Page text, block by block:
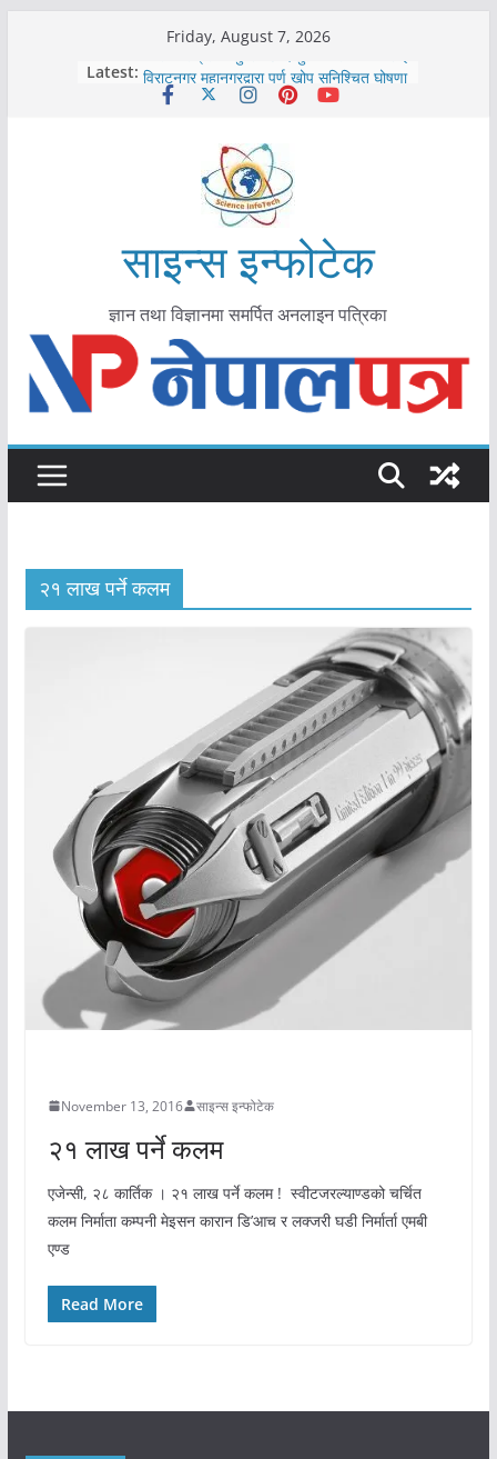
Friday, August 7, 2026
Latest:
कोरोना संक्रमण पुष्टिपछि दार्चुलाका सीमामा कडाइ
विराटनगर महानगरद्वारा पूर्ण खोप सुनिश्चित घोषणा
तयारी
आयुर्वेद चिकित्सा प्रणालीको भूमिका महत्वपूर्ण छ :
मुख्यमन्त्री शाह
काभ्रेपलाञ्चोकमा आयुर्वेद स्वास्थ्योपचारतर्फ
साइन्स इन्फोटेक
ज्ञान तथा विज्ञानमा समर्पित अनलाइन पत्रिका
२१ लाख पर्ने कलम
November 13, 2016 साइन्स इन्फोटेक
२१ लाख पर्ने कलम
एजेन्सी, २८ कार्तिक । २१ लाख पर्ने कलम ! स्वीटजरल्याण्डको चर्चित
कलम निर्माता कम्पनी मेइसन कारान डि’आच र लक्जरी घडी निर्मार्ता एमबी
एण्ड
Read More